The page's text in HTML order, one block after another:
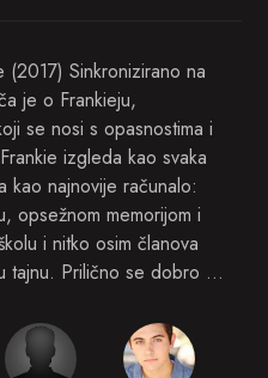
(2017) Sinkronizirano na
je o Frankieju,
se nosi s opasnostima i
izgleda kao svaka
kao najnovije računalo:
opsežnom memorijom i
i nitko osim članova
tajnu. Prilično se dobro …